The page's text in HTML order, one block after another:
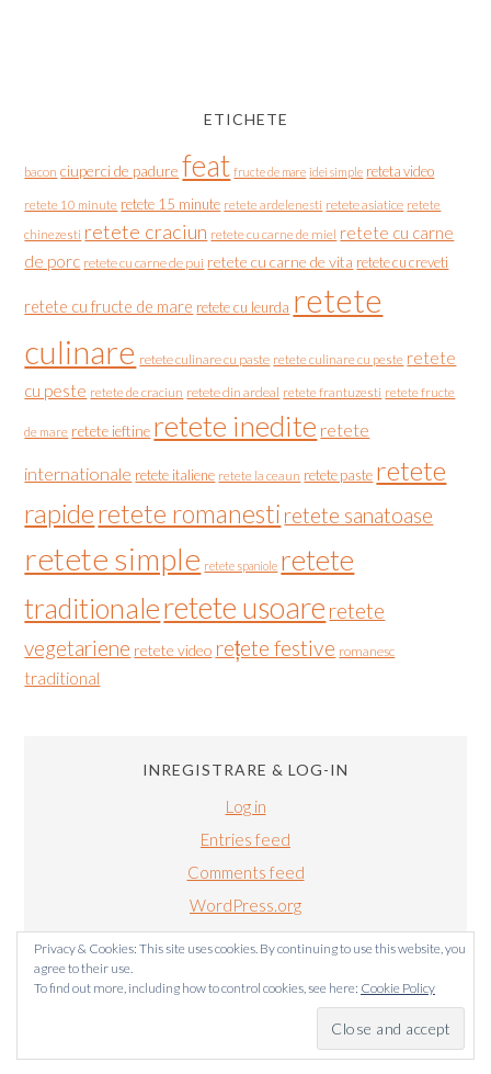
ETICHETE
bacon ciuperci de padure feat fructe de mare idei simple reteta video
retete 10 minute retete 15 minute retete ardelenesti retete asiatice retete
chinezesti retete craciun retete cu carne de miel retete cu carne
de porc retete cu carne de pui retete cu carne de vita retete cu creveti
retete cu fructe de mare retete cu leurda retete
culinare retete culinare cu paste retete culinare cu peste retete
cu peste retete de craciun retete din ardeal retete frantuzesti retete fructe
de mare retete ieftine retete inedite retete
internationale retete italiene retete la ceaun retete paste retete
rapideretete romanesti retete sanatoase
retete simple retete spaniole retete
traditionaleretete usoare retete
vegetariene retete video rețete festive romanesc
traditional
INREGISTRARE & LOG-IN
Log in
Entries feed
Comments feed
WordPress.org
BUCATARIALUIRADU.COM COPYRIGHT © 2011-2024. TOATE
Privacy & Cookies: This site uses cookies. By continuing to use this website, you
agree to their use.
To find out more, including how to control cookies, see here: Cookie Policy